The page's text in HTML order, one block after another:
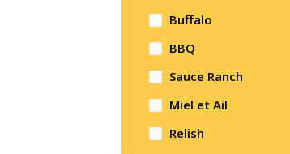
Buffalo
BBQ
Sauce Ranch
Miel et Ail
Relish